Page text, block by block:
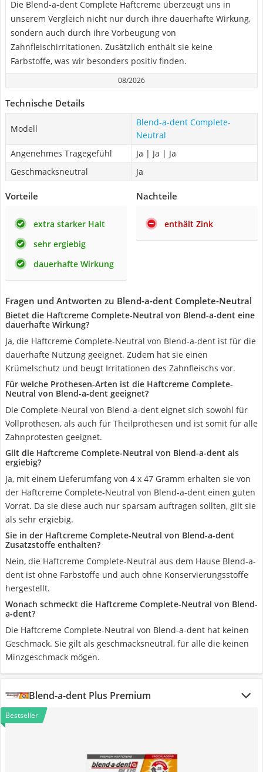
Die Blend-a-dent Complete Haftcreme überzeugt uns in
unserem Vergleich nicht nur durch ihre dauerhafte Wirkung,
sondern auch durch ihre Vorbeugung von
Zahnfleischirritationen. Zusätzlich enthält sie keine
Farbstoffe, was wir besonders positiv finden.
08/2026
Technische Details
Modell
Blend-a-dent Complete-
Neutral
Angenehmes Tragegefühl
Ja | Ja | Ja
Geschmacksneutral
Ja
Vorteile
extra starker Halt
sehr ergiebig
dauerhafte Wirkung
Nachteile
enthält Zink
Fragen und Antworten zu Blend-a-dent Complete-Neutral
Bietet die Haftcreme Complete-Neutral von Blend-a-dent eine
dauerhafte Wirkung?
Ja, die Haftcreme Complete-Neutral von Blend-a-dent ist für die
dauerhafte Nutzung geeignet. Zudem hat sie einen
Krümelschutz und beugt Irritationen des Zahnfleischs vor.
Für welche Prothesen-Arten ist die Haftcreme Complete-
Neutral von Blend-a-dent geeignet?
Die Complete-Neural von Blend-a-dent eignet sich sowohl für
Vollprothesen, als auch für Theilprothesen und ist somit für alle
Zahnprotesten geeignet.
Gilt die Haftcreme Complete-Neutral von Blend-a-dent als
ergiebig?
Ja, mit einem Lieferumfang von 4 x 47 Gramm erhalten sie von
der Haftcreme Complete-Neutral von Blend-a-dent einen guten
Vorrat. Da sie diese auch nur sparsam auftragen sollten, gilt sie
als sehr ergiebig.
Sie in der Haftcreme Complete-Neutral von Blend-a-dent
Zusatzstoffe enthalten?
Nein, die Haftcreme Complete-Neutral aus dem Hause Blend-a-
dent ist ohne Farbstoffe und auch ohne Konservierungsstoffe
hergestellt.
Wonach schmeckt die Haftcreme Complete-Neutral von Blend-
a-dent?
Die Haftcreme Complete-Neutral von Blend-a-dent hat keinen
Geschmack. Sie gilt als geschmacksneutral, für alle die keinen
Minzgeschmack mögen.
Blend-a-dent Plus Premium
Bestseller